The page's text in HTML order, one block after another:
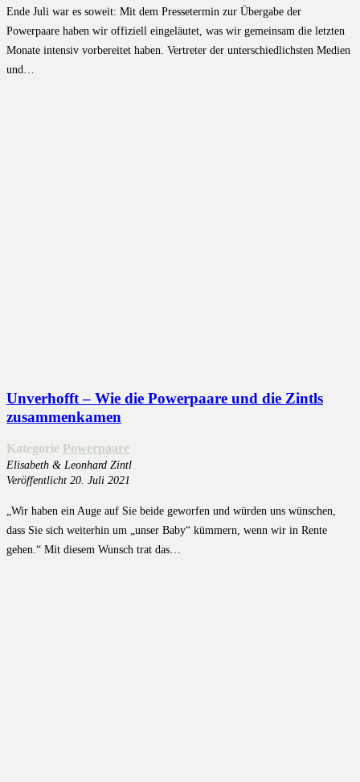
Ende Juli war es soweit: Mit dem Pressetermin zur Übergabe der
Powerpaare haben wir offiziell eingeläutet, was wir gemeinsam die letzten
Monate intensiv vorbereitet haben. Vertreter der unterschiedlichsten Medien
und…
Unverhofft – Wie die Powerpaare und die Zintls
zusammenkamen
Kategorie Powerpaare
Elisabeth & Leonhard Zintl
Veröffentlicht 20. Juli 2021
„Wir haben ein Auge auf Sie beide geworfen und würden uns wünschen,
dass Sie sich weiterhin um „unser Baby“ kümmern, wenn wir in Rente
gehen.“ Mit diesem Wunsch trat das…